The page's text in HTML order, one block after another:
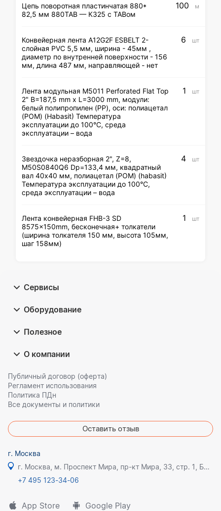
Цепь поворотная пластинчатая 880*
82,5 мм 880ТАВ — К325 с ТАВом
100 м
Конвейерная лента A12G2F ESBELT 2-
слойная PVC 5,5 мм, ширина - 45мм ,
диаметр по внутренней поверхности - 156
мм, длина 487 мм, направляющей - нет
6 шт
Лента модульная M5011 Perforated Flat Top
2" B=187,5 mm x L=3000 mm, модули:
белый полипропилен (PP), оси: полиацетал
(POM) (Habasit) Температура
эксплуатации до 100°С, среда
эксплуатации – вода
1 шт
Звездочка неразборная 2", Z=8,
M50S0840Q6 Dp=133,4 мм, квадратный
вал 40х40 мм, полиацетал (POM) (habasit)
Температура эксплуатации до 100°С,
среда эксплуатации – вода
4 шт
Лента конвейерная FHB-3 SD
8575x150mm, бесконечная+ толкатели
(ширина толкателя 150 мм, высота 105мм,
шаг 158мм)
1 шт
Сервисы
Оборудование
Полезное
О компании
Публичный договор (оферта)
Регламент использования
Политика ПДн
Все документы и политики
Оставить отзыв
г. Москва
г. Москва, м. Проспект Мира, пр-кт Мира, 33, стр. 1, БЦ Олимпик плаза
+7 495 123-34-06
App Store Google Play